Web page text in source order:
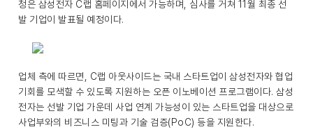
청은 삼성전자 C랩 홈페이지에서 가능하며, 심사를 거쳐 11월 최종 선
발 기업이 발표될 예정이다.
업체 측에 따르면, C랩 아웃사이드는 국내 스타트업이 삼성전자와 협업
기회를 모색할 수 있도록 지원하는 오픈 이노베이션 프로그램이다. 삼성
전자는 선발 기업 가운데 사업 연계 가능성이 있는 스타트업을 대상으로
사업부와의 비즈니스 미팅과 기술 검증(PoC) 등을 지원한다.